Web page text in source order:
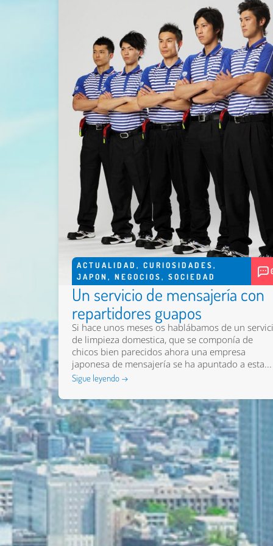
ACTUALIDAD,CURIOSIDADES,
JAPON,NEGOCIOS,SOCIEDAD
Un servicio de mensajería con
repartidores guapos
Si hace unos meses os hablábamos de un
de limpieza domestica, que se componía de
chicos bien parecidos ahora una empresa
japonesa de mensajería se ha apuntado a esta...
Sigue leyendo →